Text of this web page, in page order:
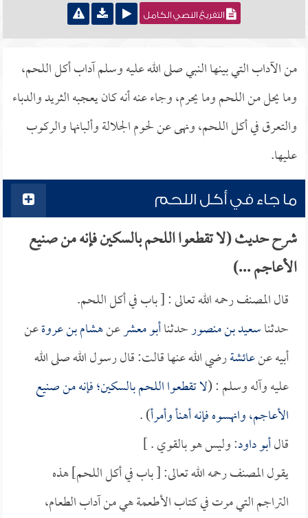
التفريغ النصي الكامل
من الآداب التي بينها النبي صلى الله عليه وسلم آداب أكل اللحم،
وما يحل من اللحم وما يحرم، وجاء عنه أنه كان يعجبه الثريد والدباء
والتعرق في أكل اللحم، ونهى عن لحوم الجلالة وألبانها والركوب
عليها.
ما جاء في أكل اللحم
شرح حديث (لا تقطعوا اللحم بالسكين فإنه من صنيع
الأعاجم ...)
قال المصنف رحمه الله تعالى : [ باب في أكل اللحم.
حدثناسعيد بن منصورحدثناأبو معشرعنهشام بن عروةعن
أبيه عنعائشةرضي الله عنها قالت: قال رسول الله صلى الله
عليه وآله وسلم : (لا تقطعوا اللحم بالسكين؛ فإنه من صنيع
الأعاجم، وانهسوه فإنه أهنأ وأمرأ) .
قالأبو داود: وليس هو بالقوي . ]
يقول المصنف رحمه الله تعالى: [ باب في أكل اللحم] هذه
التراجم التي مرت في كتاب الأطعمة هي من آداب الطعام،